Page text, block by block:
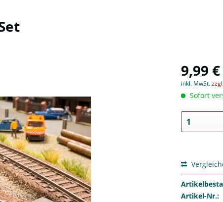
9,99
inkl. MwSt.
Sofort
Artikel-Nr.: